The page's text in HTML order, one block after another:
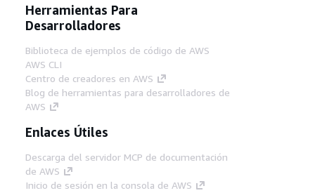
Herramientas Para
Desarrolladores
Biblioteca de ejemplos de código de AWS
AWS CLI
Centro de creadores en AWS
Blog de herramientas para desarrolladores de
AWS
Enlaces Útiles
Descarga del servidor MCP de documentación
de AWS
Inicio de sesión en la consola de AWS